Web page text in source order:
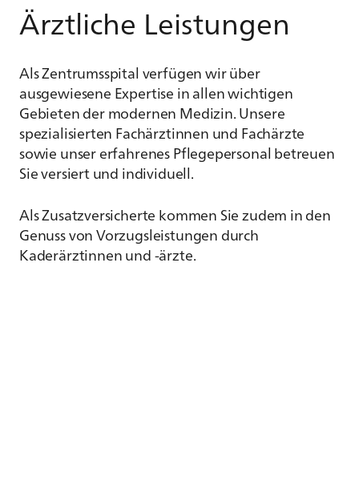
Ärztliche Leistungen
Als Zentrumsspital verfügen wir über
ausgewiesene Expertise in allen wichtigen
Gebieten der modernen Medizin. Unsere
spezialisierten Fachärztinnen und Fachärzte
sowie unser erfahrenes Pflegepersonal betreuen
Sie versiert und individuell.
Als Zusatzversicherte kommen Sie zudem in den
Genuss von Vorzugsleistungen durch
Kaderärztinnen und -ärzte.